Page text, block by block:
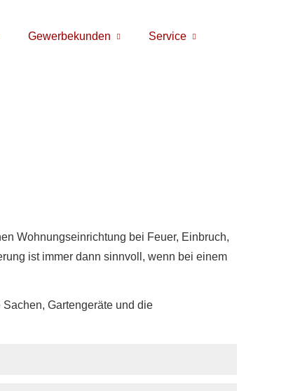
Gewerbekunden Service
Wohnungseinrichtung bei Feuer, Einbruch,
ist immer dann sinnvoll, wenn bei einem
Gartengeräte und die